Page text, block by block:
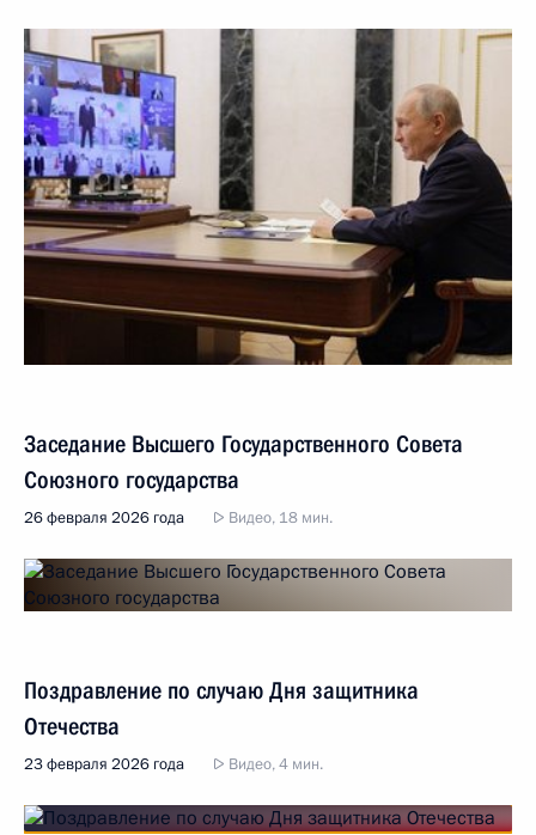
Заседание Высшего Государственного Совета
Союзного государства
26 февраля 2026 года Видео, 18 мин.
Поздравление по случаю Дня защитника
Отечества
23 февраля 2026 года Видео, 4 мин.